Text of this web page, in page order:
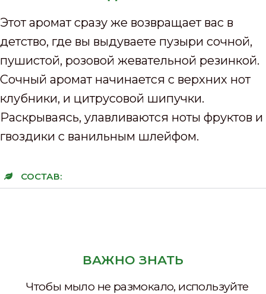
Этот аромат сразу же возвращает вас в
детство, где вы выдуваете пузыри сочной,
пушистой, розовой жевательной резинкой.
Сочный аромат начинается с верхних нот
клубники, и цитрусовой шипучки.
Раскрываясь, улавливаются ноты фруктов и
гвоздики с ванильным шлейфом.
СОСТАВ:
ВАЖНО ЗНАТЬ
Чтобы мыло не размокало, используйте